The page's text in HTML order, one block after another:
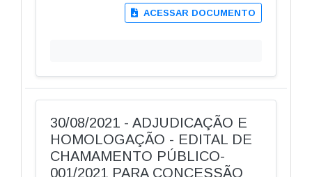
ACESSAR DOCUMENTO
30/08/2021 - ADJUDICAÇÃO E
HOMOLOGAÇÃO - EDITAL DE
CHAMAMENTO PÚBLICO-
001/2021 PARA CONCESSÃO